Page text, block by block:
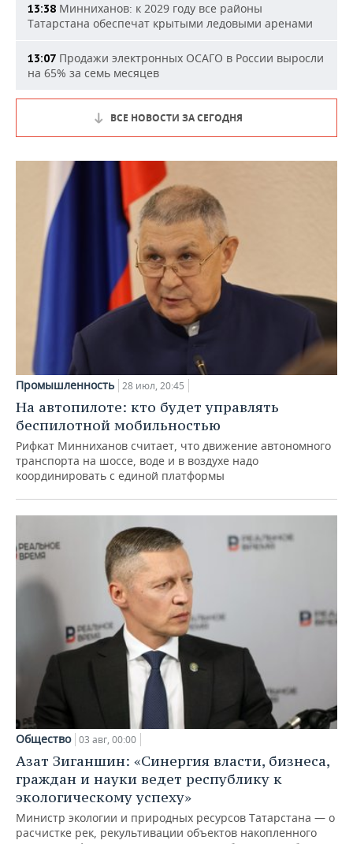
13:38 Минниханов: к 2029 году все районы
Татарстана обеспечат крытыми ледовыми аренами
13:07 Продажи электронных ОСАГО в России выросли
на 65% за семь месяцев
ВСЕ НОВОСТИ ЗА СЕГОДНЯ
Промышленность 28 июл, 20:45
На автопилоте: кто будет управлять
беспилотной мобильностью
Рифкат Минниханов считает, что движение автономного
транспорта на шоссе, воде и в воздухе надо
координировать с единой платформы
Общество 03 авг, 00:00
Азат Зиганшин: «Синергия власти, бизнеса,
граждан и науки ведет республику к
экологическому успеху»
Министр экологии и природных ресурсов Татарстана — о
расчистке рек, рекультивации объектов накопленного